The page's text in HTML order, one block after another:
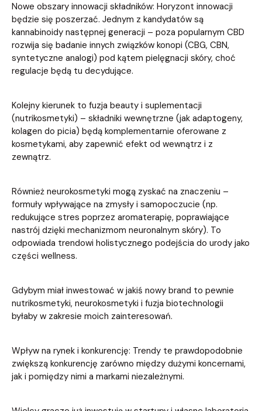
Nowe obszary innowacji składników: Horyzont innowacji
będzie się poszerzać. Jednym z kandydatów są
kannabinoidy następnej generacji – poza popularnym CBD
rozwija się badanie innych związków konopi (CBG, CBN,
syntetyczne analogi) pod kątem pielęgnacji skóry, choć
regulacje będą tu decydujące.
Kolejny kierunek to fuzja beauty i suplementacji
(nutrikosmetyki) – składniki wewnętrzne (jak adaptogeny,
kolagen do picia) będą komplementarnie oferowane z
kosmetykami, aby zapewnić efekt od wewnątrz i z
zewnątrz.
Również neurokosmetyki mogą zyskać na znaczeniu –
formuły wpływające na zmysły i samopoczucie (np.
redukujące stres poprzez aromaterapię, poprawiające
nastrój dzięki mechanizmom neuronalnym skóry). To
odpowiada trendowi holistycznego podejścia do urody jako
części wellness.
Gdybym miał inwestować w jakiś nowy brand to pewnie
nutrikosmetyki, neurokosmetyki i fuzja biotechnologii
byłaby w zakresie moich zainteresowań.
Wpływ na rynek i konkurencję: Trendy te prawdopodobnie
zwiększą konkurencję zarówno między dużymi koncernami,
jak i pomiędzy nimi a markami niezależnymi.